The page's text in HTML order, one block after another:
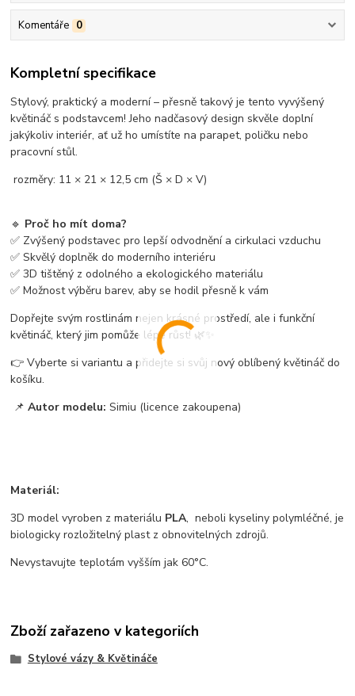
Komentáře 0
Kompletní specifikace
Stylový, praktický a moderní – přesně takový je tento vyvýšený
květináč s podstavcem! Jeho nadčasový design skvěle doplní
jakýkoliv interiér, ať už ho umístíte na parapet, poličku nebo
pracovní stůl.
rozměry: 11 × 21 × 12,5 cm (Š × D × V)
🔹 Proč ho mít doma?
✅ Zvýšený podstavec pro lepší odvodnění a cirkulaci vzduchu
✅ Skvělý doplněk do moderního interiéru
✅ 3D tištěný z odolného a ekologického materiálu
✅ Možnost výběru barev, aby se hodil přesně k vám
Dopřejte svým rostlinám nejen krásné prostředí, ale i funkční
květináč, který jim pomůže lépe růst! 🌿✨
👉 Vyberte si variantu a přidejte si svůj nový oblíbený květináč do
košíku.
📌Autor modelu: Simiu (licence zakoupena)
Materiál:
3D model vyroben z materiálu PLA, neboli kyseliny polymléčné, je
biologicky rozložitelný plast z obnovitelných zdrojů.
Nevystavujte teplotám vyšším jak 60°C.
Zboží zařazeno v kategoriích
Stylové vázy & Květináče